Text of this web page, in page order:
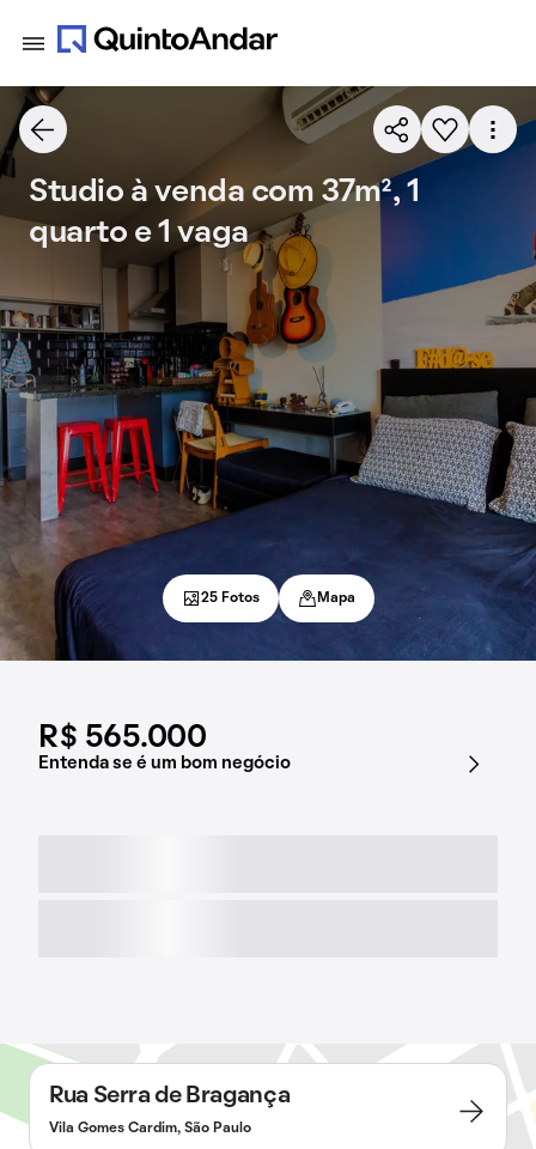
R$ 565.000
Entenda se é um bom negócio
Studio à venda com 37m², 1
quarto e 1 vaga
25 Fotos Mapa
Rua Serra de Bragança
Vila Gomes Cardim, São Paulo